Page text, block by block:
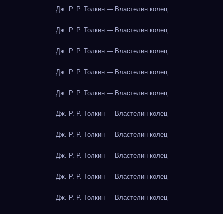
Дж. Р. Р. Толкин — Властелин колец
Дж. Р. Р. Толкин — Властелин колец
Дж. Р. Р. Толкин — Властелин колец
Дж. Р. Р. Толкин — Властелин колец
Дж. Р. Р. Толкин — Властелин колец
Дж. Р. Р. Толкин — Властелин колец
Дж. Р. Р. Толкин — Властелин колец
Дж. Р. Р. Толкин — Властелин колец
Дж. Р. Р. Толкин — Властелин колец
Дж. Р. Р. Толкин — Властелин колец